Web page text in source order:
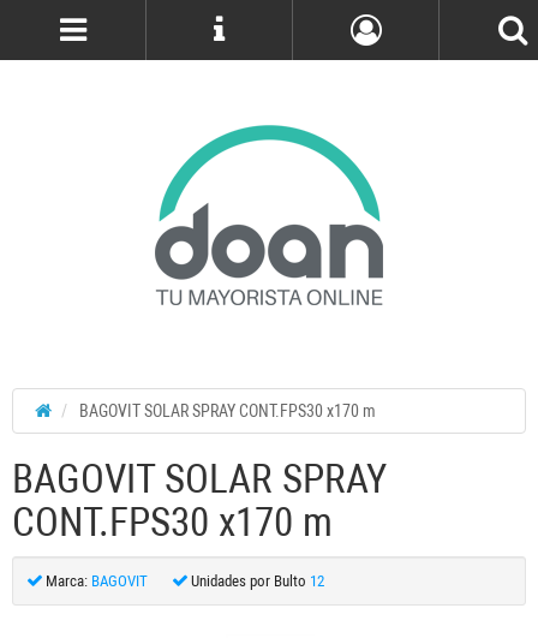
BAGOVIT SOLAR SPRAY CONT.FPS30 x170 m
BAGOVIT SOLAR SPRAY
CONT.FPS30 x170 m
Marca: BAGOVIT Unidades por Bulto 12